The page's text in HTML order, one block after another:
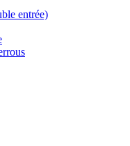
entrée)